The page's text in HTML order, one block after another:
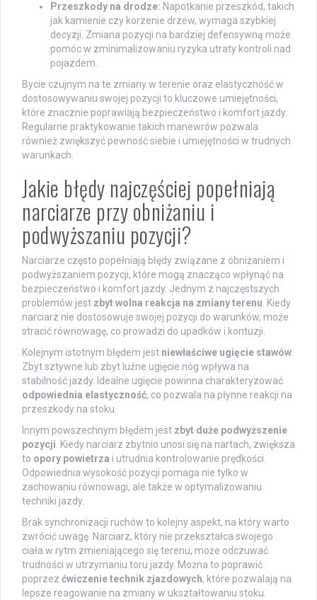
Przeszkody na drodze: Napotkanie przeszkód, takich
jak kamienie czy korzenie drzew, wymaga szybkiej
decyzji. Zmiana pozycji na bardziej defensywną może
pomóc w zminimalizowaniu ryzyka utraty kontroli nad
pojazdem.
Bycie czujnym na te zmiany w terenie oraz elastyczność w
dostosowywaniu swojej pozycji to kluczowe umiejętności,
które znacznie poprawiają bezpieczeństwo i komfort jazdy.
Regularne praktykowanie takich manewrów pozwala
również zwiększyć pewność siebie i umiejętności w trudnych
warunkach.
Jakie błędy najczęściej popełniają
narciarze przy obniżaniu i
podwyższaniu pozycji?
Narciarze często popełniają błędy związane z obniżaniem i
podwyższaniem pozycji, które mogą znacząco wpłynąć na
bezpieczeństwo i komfort jazdy. Jednym z najczęstszych
problemów jest zbyt wolna reakcja na zmiany terenu. Kiedy
narciarz nie dostosowuje swojej pozycji do warunków, może
stracić równowagę, co prowadzi do upadków i kontuzji.
Kolejnym istotnym błędem jest niewłaściwe ugięcie stawów.
Zbyt sztywne lub zbyt luźne ugięcie nóg wpływa na
stabilność jazdy. Idealne ugięcie powinna charakteryzować
odpowiednia elastyczność, co pozwala na płynne reakcji na
przeszkody na stoku.
Innym powszechnym błędem jest zbyt duże podwyższenie
pozycji. Kiedy narciarz zbytnio unosi się na nartach, zwiększa
to opory powietrza i utrudnia kontrolowanie prędkości.
Odpowiednia wysokość pozycji pomaga nie tylko w
zachowaniu równowagi, ale także w optymalizowaniu
techniki jazdy.
Brak synchronizacji ruchów to kolejny aspekt, na który warto
zwrócić uwagę. Narciarz, który nie przekształca swojego
ciała w rytm zmieniającego się terenu, może odczuwać
trudności w utrzymaniu toru jazdy. Można to poprawić
poprzez ćwiczenie technik zjazdowych, które pozwalają na
lepsze reagowanie na zmiany w ukształtowaniu stoku.